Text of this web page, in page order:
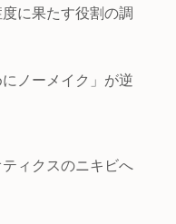
に果たす役割の調
にノーメイク」が逆
ィクスのニキビへ